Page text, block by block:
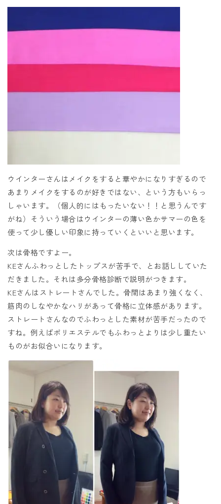
ウインターさんはメイクをすると華やかになりすぎるので
あまりメイクをするのが好きではない、という方もいらっ
しゃいます。（個人的にはもったいない！！と思うんです
がね）そういう場合はウインターの薄い色かサマーの色を
使って少し優しい印象に持っていくといいと思います。
次は骨格ですよー。
KEさんふわっとしたトップスが苦手で、とお話ししていた
だきました。それは多分骨格診断で説明がつきます。
KEさんはストレートさんでした。骨間はあまり強くなく、
筋肉のしなやかなハリがあって骨格に立体感があります。
ストレートさんなのでふわっとした素材が苦手だったので
すね。例えばポリエステルでもふわっとよりは少し重たい
ものがお似合いになります。